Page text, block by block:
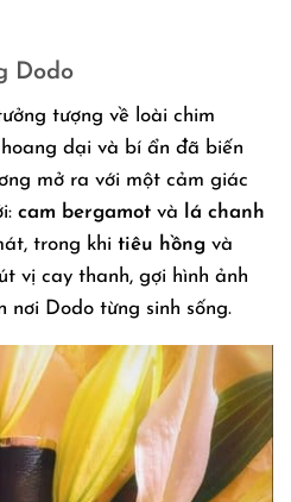
Dodo
tượng về loài chim
dại và bí ẩn đã biến
mở ra với một cảm giác
cam bergamot và
lá chanh
trong khi tiêu hồng và
vị cay thanh, gợi hình ảnh
nơi Dodo từng sinh sống.